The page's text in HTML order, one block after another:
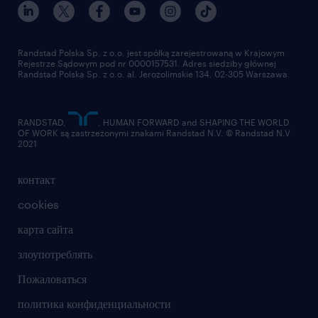
для поставщиков
работа в randstad
отправить резюме
контакт
cookies
карта сайта
злоупотреблять
Пожаловаться
политика конфиденциальности
Randstad Polska Sp. z o.o. jest spółką zarejestrowaną w Krajowym
Rejestrze Sądowym pod nr 0000157531. Adres siedziby głównej
Randstad Polska Sp. z o.o. al. Jerozolimskie 134, 02-305 Warszawa.
RANDSTAD,
, HUMAN FORWARD and SHAPING THE WORLD
OF WORK są zastrzeżonymi znakami Randstad N.V. © Randstad N.V
2021